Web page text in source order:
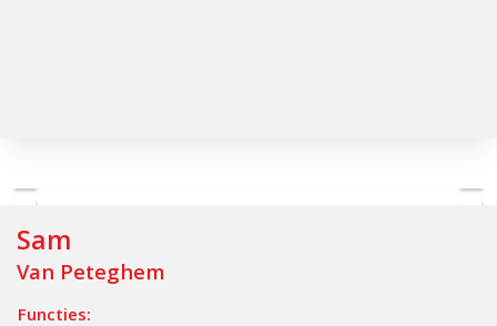
Sam
Van Peteghem
Functies: